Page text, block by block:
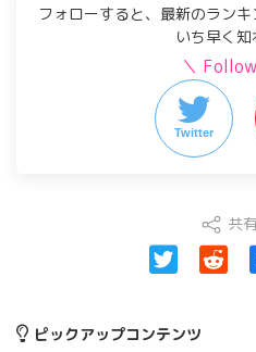
フォローすると、最新のラン
いち早く知
＼
Twitter
共
ピックアップコンテンツ